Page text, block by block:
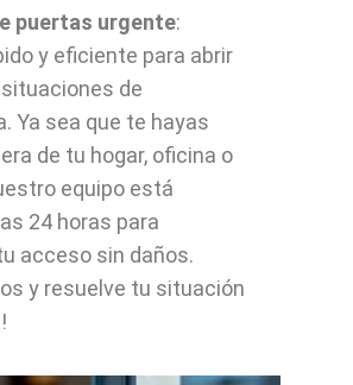
puertas urgente:
y eficiente para abrir
de
Ya sea que te hayas
de tu hogar, oficina o
equipo está
24 horas para
acceso sin daños.
y resuelve tu situación